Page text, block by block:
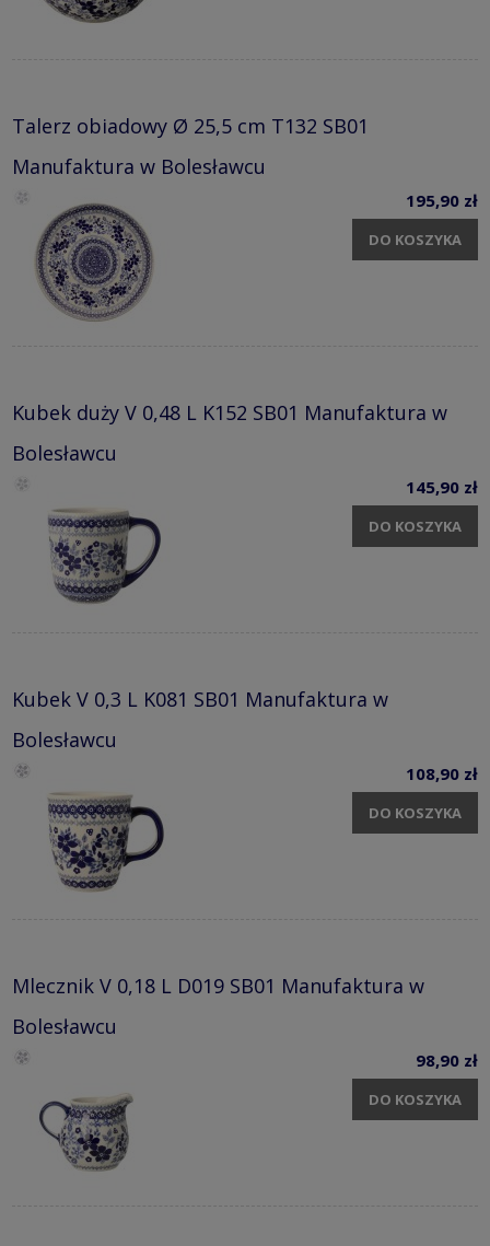
Talerz obiadowy Ø 25,5 cm T132 SB01
Manufaktura w Bolesławcu
195,90 zł
DO KOSZYKA
Kubek duży V 0,48 L K152 SB01 Manufaktura w
Bolesławcu
145,90 zł
DO KOSZYKA
Kubek V 0,3 L K081 SB01 Manufaktura w
Bolesławcu
108,90 zł
DO KOSZYKA
Mlecznik V 0,18 L D019 SB01 Manufaktura w
Bolesławcu
98,90 zł
DO KOSZYKA